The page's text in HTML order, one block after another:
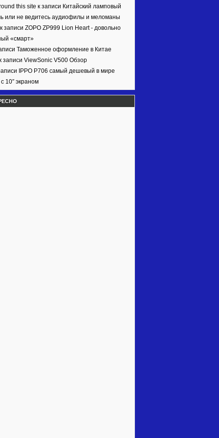
this site к записи Китайский ламповый
или не ведитесь аудиофилы и меломаны
записи ZOPO ZP999 Lion Heart - довольно
«смарт»
Таможенное оформление в Китае
записи ViewSonic V500 Обзор
IPPO P706 самый дешевый в мире
10″ экраном